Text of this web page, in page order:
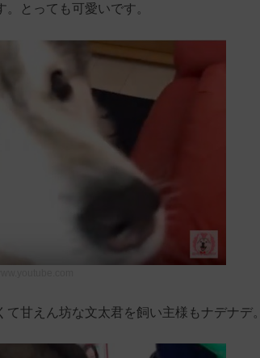
とっても可愛いです。
甘えん坊な文太君を飼い主様もナデナデ。